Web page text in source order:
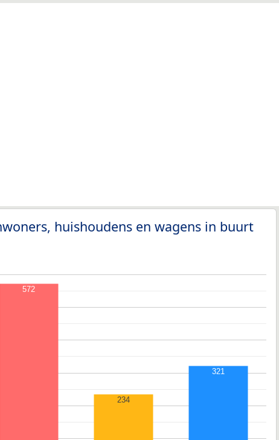
huishoudens en wagens in buurt
572
234
321